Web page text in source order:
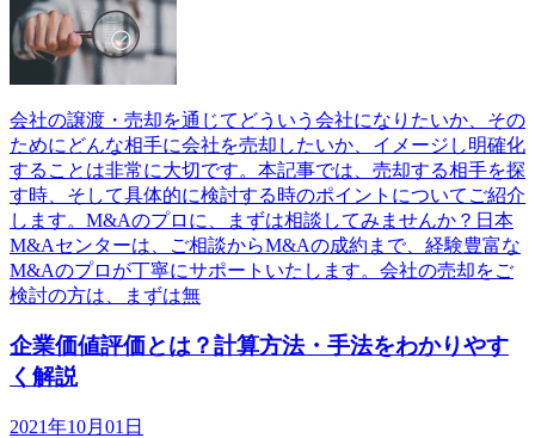
会社の譲渡・売却を通じてどういう会社になりたいか、その
ためにどんな相手に会社を売却したいか、イメージし明確化
することは非常に大切です。本記事では、売却する相手を探
す時、そして具体的に検討する時のポイントについてご紹介
します。M&Aのプロに、まずは相談してみませんか？日本
M&Aセンターは、ご相談からM&Aの成約まで、経験豊富な
M&Aのプロが丁寧にサポートいたします。会社の売却をご
検討の方は、まずは無
企業価値評価とは？計算方法・手法をわかりやす
く解説
2021年10月01日